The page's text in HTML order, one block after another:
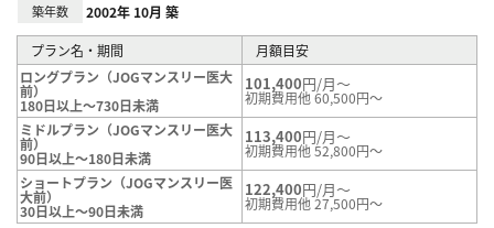
築年数 2002年 10月 築
プラン名・期間
月額目安
ロングプラン（JOGマンスリー医大
前）
180日以上～730日未満
101,400円/月～
初期費用他 60,500円～
ミドルプラン（JOGマンスリー医大
前）
90日以上～180日未満
113,400円/月～
初期費用他 52,800円～
ショートプラン（JOGマンスリー医
大前）
30日以上～90日未満
122,400円/月～
初期費用他 27,500円～